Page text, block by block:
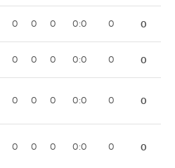
0 0 0 0:0 0 0
0 0 0 0:0 0 0
0 0 0 0:0 0 0
0 0 0 0:0 0 0